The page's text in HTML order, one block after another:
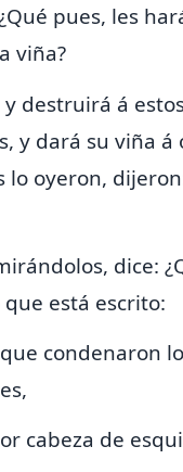
pues, les
viña?
y destruirá á
y dará su viña á
lo oyeron,
dice:
que está escrito:
condenaron
cabeza de